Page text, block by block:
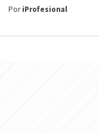
PoriProfesional